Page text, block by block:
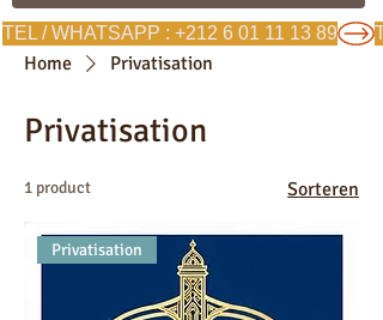
TEL / WHATSAPP : +212 6 01 11 13 89
Home Privatisation
Privatisation
1 product Sorteren
Privatisation